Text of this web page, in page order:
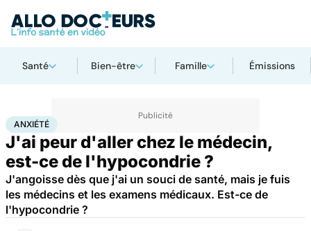
Santé Bien-être Famille Émissions
AccueilSanté
ANXIÉTÉ
J'ai peur d'aller chez le médecin,
est-ce de l'hypocondrie ?
J'angoisse dès que j'ai un souci de santé, mais je fuis
les médecins et les examens médicaux. Est-ce de
l'hypocondrie ?